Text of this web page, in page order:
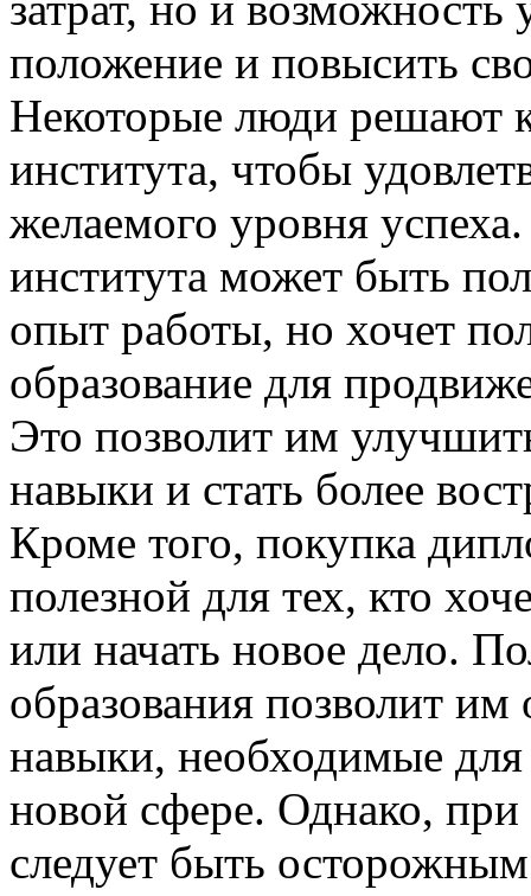
положение и повысить
Некоторые люди решают
института, чтобы
желаемого уровня
института может быть
опыт работы, но хочет
образование для
Это позволит им
навыки и стать более
Кроме того, покупка
полезной для тех, кто
или начать новое дело.
образования позволит
навыки, необходимые
новой сфере. Однако,
следует быть